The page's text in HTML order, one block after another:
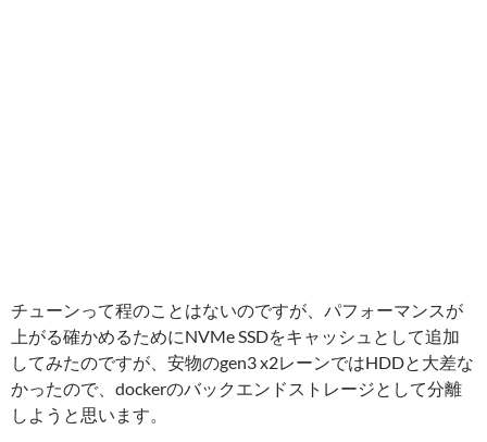
チューンって程のことはないのですが、パフォーマンスが
上がる確かめるためにNVMe SSDをキャッシュとして追加
してみたのですが、安物のgen3 x2レーンではHDDと大差な
かったので、dockerのバックエンドストレージとして分離
しようと思います。